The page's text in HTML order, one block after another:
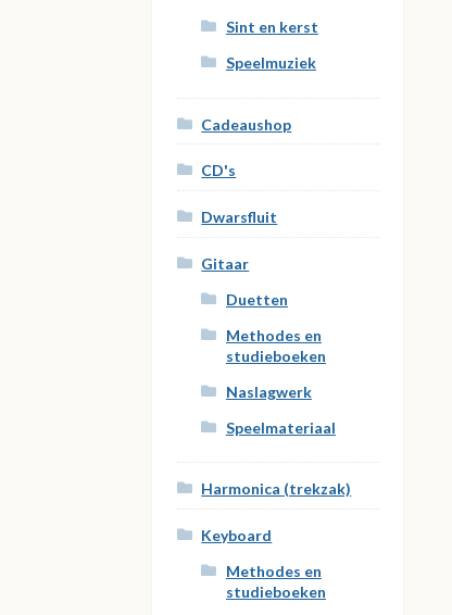
Sint en kerst
Speelmuziek
Cadeaushop
CD's
Dwarsfluit
Gitaar
Duetten
Methodes en
studieboeken
Naslagwerk
Speelmateriaal
Harmonica (trekzak)
Keyboard
Methodes en
studieboeken